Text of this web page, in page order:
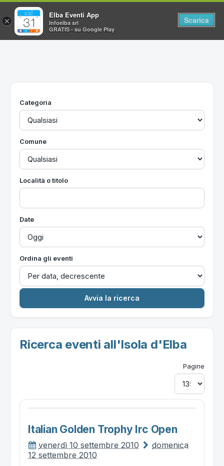
Home
Utilità
Categoria
Comune
Località o titolo
Date
Ordina gli eventi
Ricerca eventi all'Isola d'Elba
Pagine
Italian Golden Trophy Irc Open
venerdì 10 settembre 2010
domenica
12 settembre 2010
×
Elba Eventi App
Infoelba srl
GRATIS - su Google Play
Scarica